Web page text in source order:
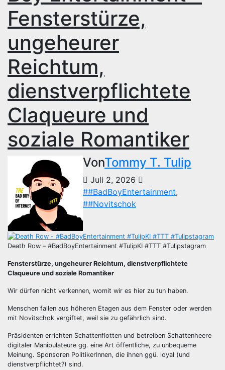
Fensterstürze,
ungeheurer
Reichtum,
dienstverpflichtete
Claqueure und
soziale Romantiker
VonTommy T. Tulip
Juli 2, 2026
##BadBoyEntertainment,
##Novitschok
Death Row – #BadBoyEntertainment #TulipKI #TTT #Tulipstagram
Fensterstürze, ungeheurer Reichtum, dienstverpflichtete
Claqueure und soziale Romantiker
Wir dürfen nicht verkennen, womit wir es hier zu tun haben.
Menschen fallen aus höheren Etagen aus dem Fenster oder werden
mit Novitschok vergiftet, weil sie zu gefährlich sind.
Präsidenten errichten Schattenflotten und betreiben Schattenheere
digitaler Manipulateure gg. eine Art öffentliche, zu unbequeme
Meinung. Sponsoren PolitikerInnen, die ihnen ggü. loyal (und
dienstverpflichtet?) sind.